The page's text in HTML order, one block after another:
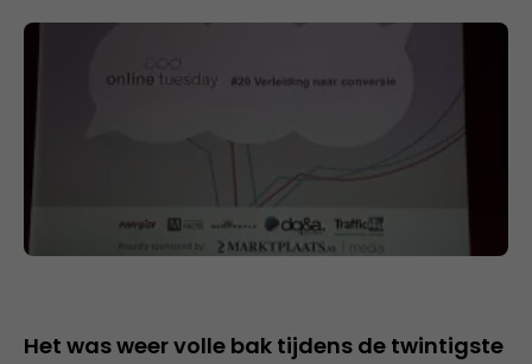
Het was weer volle bak tijdens de twintigste